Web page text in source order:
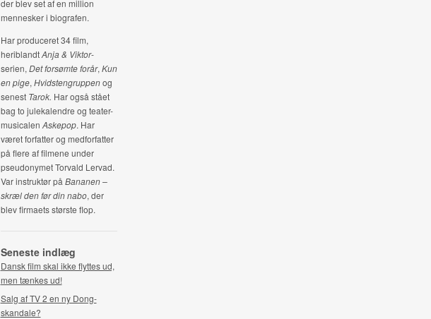
der blev set af en million
mennesker i biografen.
Har produceret 34 film,
heriblandtAnja & Viktor-
serien, Det forsømte forår, Kun
en pige, Hvidstengruppenog
senest Tarok. Har også stået
bag to julekalendre og teater-
musicalen Askepop. Har
været forfatter og medforfatter
på flere af filmene under
pseudonymet Torvald Lervad.
Var instruktør på Bananen –
skræl den før din nabo, der
blev firmaets største flop.
Seneste indlæg
Dansk film skal ikke flyttes ud,
men tænkes ud!
Salg af TV 2 en ny Dong-
skandale?